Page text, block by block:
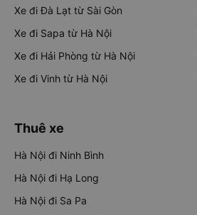
Xe đi Đà Lạt từ Sài Gòn
Xe đi Sapa từ Hà Nội
Xe đi Hải Phòng từ Hà Nội
Xe đi Vinh từ Hà Nội
Thuê xe
Hà Nội đi Ninh Bình
Hà Nội đi Hạ Long
Hà Nội đi Sa Pa